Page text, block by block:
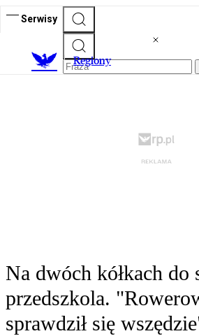
Serwisy
Regiony
Na dwóch kółkach do
przedszkola.
sprawdził się